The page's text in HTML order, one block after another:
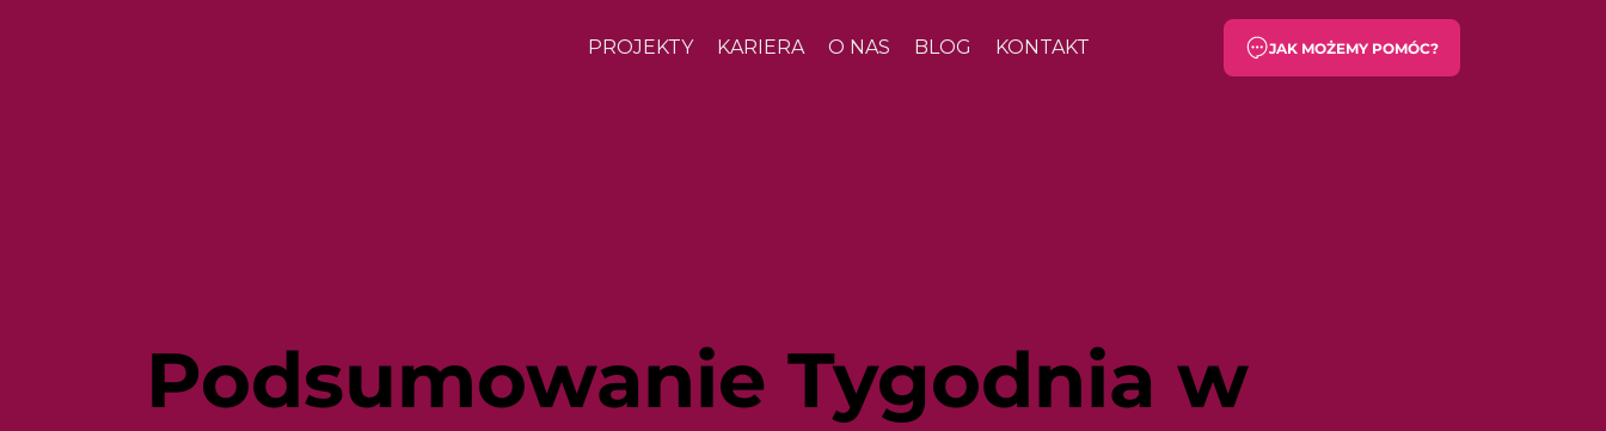
PROJEKTY KARIERA O NAS BLOG KONTAKT JAK MOŻEMY POMÓC?
Podsumowanie Tygodnia w